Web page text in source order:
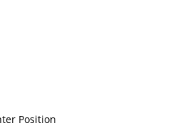
Position